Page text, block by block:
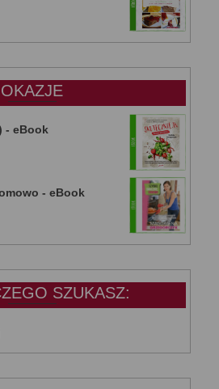
OKAZJE
- eBook
- eBook
SZUKASZ: